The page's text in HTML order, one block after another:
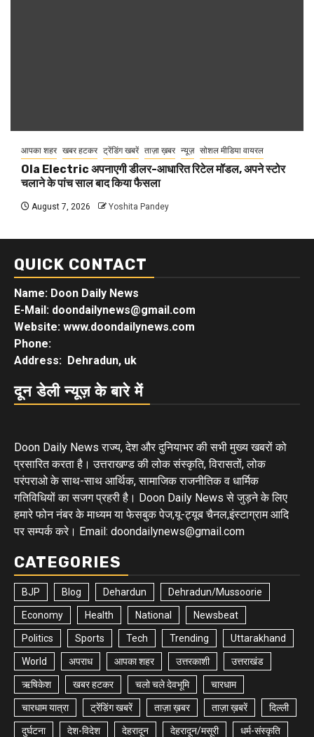
आपका शहर खबर हटकर ट्रेंडिंग खबरें ताज़ा ख़बर न्यूज़ सोशल मीडिया वायरल
Ola Electric अपनाएगी डीलर-आधारित रिटेल मॉडल, अपने स्टोर
चलाने के पांच साल बाद किया फैसला
August 7, 2026 Yoshita Pandey
QUICK CONTACT
Name: Doon Daily News
E-Mail: doondailynews@gmail.com
Website: www.doondailynews.com
Phone:
Address: Dehradun, uk
दून डेली न्यूज़ के बारे में
Doon Daily News राज्य, देश और दुनियाभर की सभी मुख्य खबरों को
प्रसारित करता है। उत्तराखण्ड की लोक संस्कृति, विरासतों, लोक
परंपराओ के साथ-साथ आर्थिक, सामाजिक राजनीतिक व धार्मिक
गतिविधियों का सजग प्रहरी है। Doon Daily News से जुड़ने के लिए
हमारे फोन नंबर के माध्यम या फेसबुक पेज,यू-ट्यूब चैनल,इंस्टाग्राम आदि
पर सम्पर्क करे। Email: doondailynews@gmail.com
CATEGORIES
BJP Blog Dehardun Dehradun/Mussoorie
Economy Health National Newsbeat
Politics Sports Tech Trending Uttarakhand
World अपराध आपका शहर उत्तरकाशी उत्तराखंड
ऋषिकेश खबर हटकर चलो चले देवभूमि चारधाम
चारधाम यात्रा ट्रेंडिंग खबरें ताज़ा ख़बर ताज़ा ख़बरें दिल्ली
दुर्घटना देश-विदेश देहरादून देहरादून/मसूरी धर्म-संस्कृति